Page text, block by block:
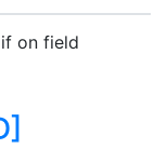
if on field
]